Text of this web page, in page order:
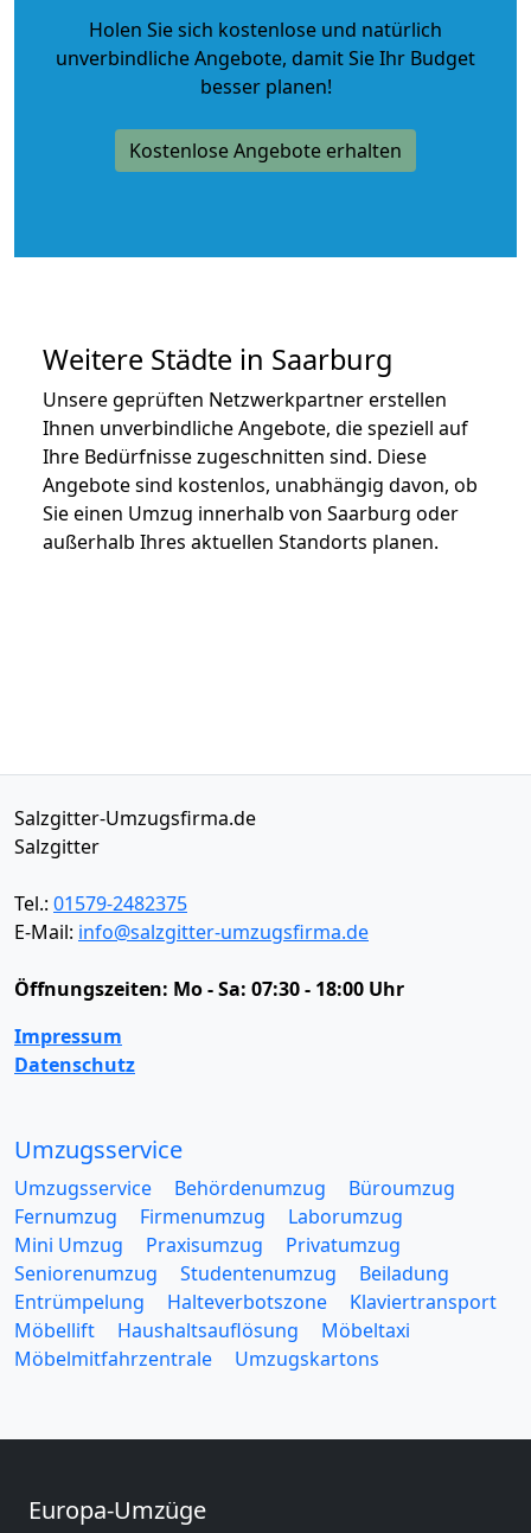
Holen Sie sich kostenlose und natürlich
unverbindliche Angebote, damit Sie Ihr Budget
besser planen!
Kostenlose Angebote erhalten
Weitere Städte in Saarburg
Unsere geprüften Netzwerkpartner erstellen
Ihnen unverbindliche Angebote, die speziell auf
Ihre Bedürfnisse zugeschnitten sind. Diese
Angebote sind kostenlos, unabhängig davon, ob
Sie einen Umzug innerhalb von Saarburg oder
außerhalb Ihres aktuellen Standorts planen.
Salzgitter-Umzugsfirma.de
Salzgitter
Tel.: 01579-2482375
E-Mail: info@salzgitter-umzugsfirma.de
Öffnungszeiten: Mo - Sa: 07:30 - 18:00 Uhr
Impressum
Datenschutz
Umzugsservice
Umzugsservice Behördenumzug
Büroumzug
Fernumzug
Firmenumzug
Laborumzug
Mini Umzug
Praxisumzug
Privatumzug
Seniorenumzug
Studentenumzug
Beiladung
Entrümpelung
Halteverbotszone
Klaviertransport
Möbellift
Haushaltsauflösung
Möbeltaxi
Möbelmitfahrzentrale
Umzugskartons
Europa-Umzüge